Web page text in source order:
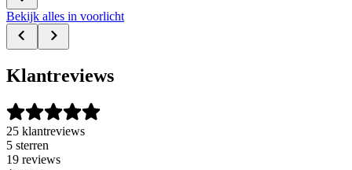
Bekijk alles in voorlicht
Klantreviews
25 klantreviews
5 sterren
19 reviews